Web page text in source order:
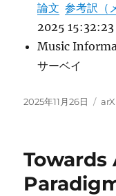
論文 参考訳（
2025
Music
サーベイ
投
2025年11月26日
カ
ー
Towards